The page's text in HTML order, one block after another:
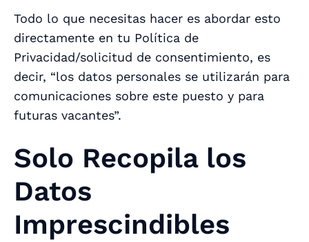
Todo lo que necesitas hacer es abordar esto
directamente en tu Política de
Privacidad/solicitud de consentimiento, es
decir, “los datos personales se utilizarán para
comunicaciones sobre este puesto y para
futuras vacantes”.
Solo Recopila los
Datos
Imprescindibles